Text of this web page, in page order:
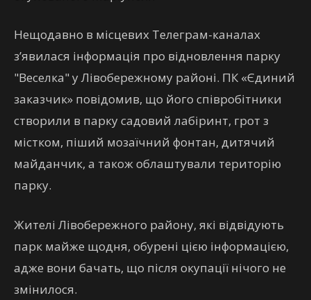
Нещодавно в місцевих Телеграм-каналах
з’явилася інформація про відновлення парку
"Веселка" у Лівобережному районі. ПК «Єдиний
заказчик» повідомив, що його співробітники
створили в парку садовий лабіринт, грот з
містком, піший мозаїчний фонтан, дитячий
майданчик, а також облаштували територію
парку.
Жителі Лівобережного району, які відвідують
парк майже щодня, обурені цією інформацією,
адже вони бачать, що після окупації нічого не
змінилося.